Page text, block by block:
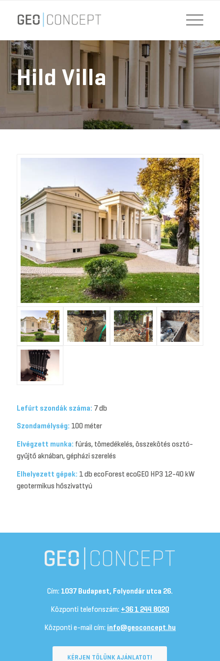
Hild Villa
Lefúrt szondák száma: 7 db
Szondamélység: 100 méter
Elvégzett munka: fúrás, tömedékelés, összekötés osztó-
gyűjtő aknában, gépházi szerelés
Elhelyezett gépek: 1 db ecoForest ecoGEO HP3 12-40 kW
geotermikus hőszivattyú
Cím: 1037 Budapest, Folyondár utca 26.
Központi telefonszám: +36 1 244 8020
Központi e-mail cím: info@geoconcept.hu
KÉRJEN TŐLÜNK AJÁNLATOT!